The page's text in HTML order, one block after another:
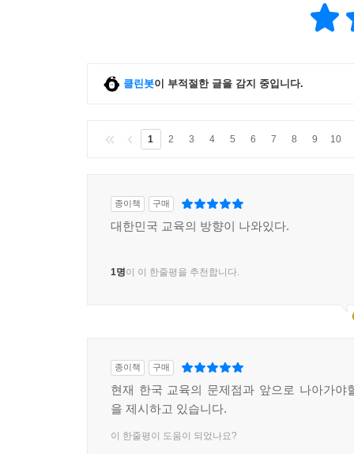
클린봇이 부적절한 글을 감지 중입니다.
1 2 3 4 5 6 7 8 9 10
종이책 구매
대한민국 교육의 방향이 나와있다.
1명이 이 한줄평을 추천합니다.
종이책 구매
현재 한국 교육의 문제점과 앞으로 나아가야
을 제시하고 있습니다.
이 한줄평이 도움이 되었나요?